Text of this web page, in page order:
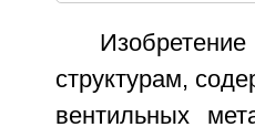
структурам,
вентильных